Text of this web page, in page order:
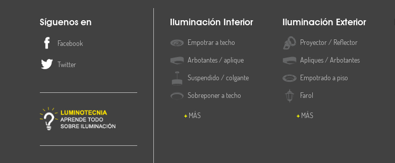
Síguenos en
Facebook
Twitter
Iluminación Interior
Empotrar a techo
Arbotantes / aplique
Suspendido / colgante
Sobreponer a techo
MÁS
Iluminación Exterior
Proyector / Reflector
Apliques / Arbotantes
Empotrado a piso
Farol
MÁS